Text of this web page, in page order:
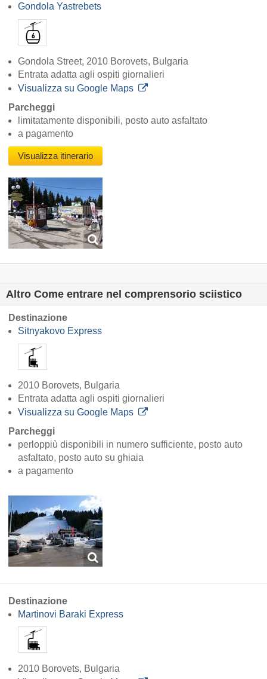
Gondola Yastrebets
Gondola Street, 2010 Borovets, Bulgaria
Entrata adatta agli ospiti giornalieri
Visualizza su Google Maps
Parcheggi
limitatamente disponibili, posto auto asfaltato
a pagamento
Visualizza itinerario
Altro Come entrare nel comprensorio sciistico
Destinazione
Sitnyakovo Express
2010 Borovets, Bulgaria
Entrata adatta agli ospiti giornalieri
Visualizza su Google Maps
Parcheggi
perloppiù disponibili in numero sufficiente, posto auto
asfaltato, posto auto su ghiaia
a pagamento
Destinazione
Martinovi Baraki Express
2010 Borovets, Bulgaria